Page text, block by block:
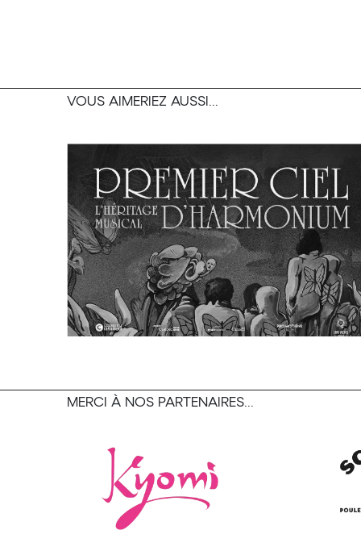
VOUS AIMERIEZ AUSSI...
MERCI À NOS PARTENAIRES...